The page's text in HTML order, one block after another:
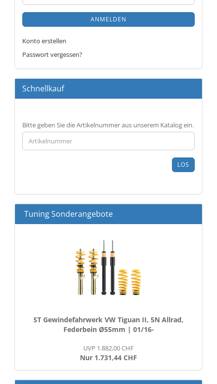
ANMELDEN
Konto erstellen
Passwort vergessen?
Schnellkauf
BITTE
GEBEN
SIE
DIE
EIN.
Bitte geben Sie die Artikelnummer aus unserem Katalog ein.
LOS
Tuning Sonderangebote
ST Gewindefahrwerk VW Tiguan II, 5N Allrad,
Federbein Ø55mm | 01/16-
UVP 1.882,00 CHF
Nur 1.731,44 CHF